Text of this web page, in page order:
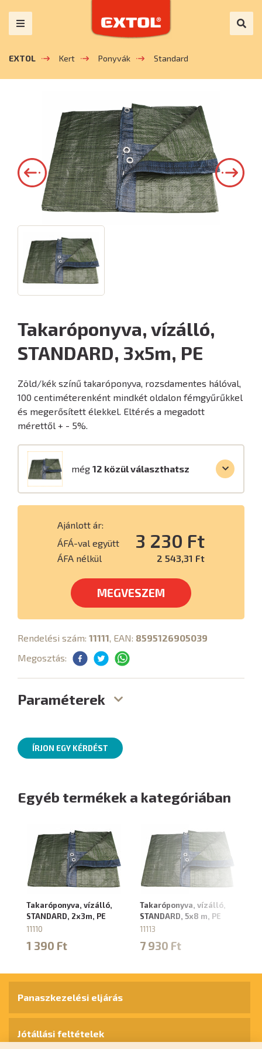
EXTOL Kert Ponyvák Standard
Takaróponyva, vízálló,
STANDARD, 3x5m, PE
Zöld/kék színű takaróponyva, rozsdamentes hálóval,
100 centiméterenként mindkét oldalon fémgyűrűkkel
és megerősített élekkel. Eltérés a megadott
mérettől + - 5%.
még 12 közül választhatsz
Ajánlott ár:
ÁFÁ-val együtt
3 230 Ft
ÁFA nélkül 2 543,31 Ft
MEGVESZEM
Rendelési szám: 11111, EAN: 8595126905039
Megosztás:
Paraméterek
ÍRJON EGY KÉRDÉST
Egyéb termékek a kategóriában
Takaróponyva, vízálló,
STANDARD, 2x3m, PE
11110
1 390 Ft
Takaróponyva, vízálló,
STANDARD, 5x8 m, PE
11113
7 930 Ft
Panaszkezelési eljárás
Jótállási feltételek